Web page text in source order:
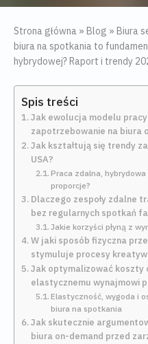
Strona główna » Blog » Biura
biura na spotkania to
hybrydowej? Raport i trendy
Spis treści
Jak ewolucja modelu
zapotrzebowanie na biura
Jak kształtują się trendy
USA?
Praca zdalna,
proporcje?
Dlaczego zespoły zdalne
bez regularnych spotkań
Jakie korzyści płyną z
W jaki sposób fizyczna
stymuluje procesy
Jak optymalizować koszty
elastycznemu wynajmowi
Elastyczność, wygoda i
biura na spotkania
Jak skutecznie
biura on-demand przed